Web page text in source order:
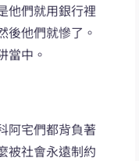
他們就用銀行裡
後他們就慘了。
當中。
阿宅們都背負著
被社會永遠制約